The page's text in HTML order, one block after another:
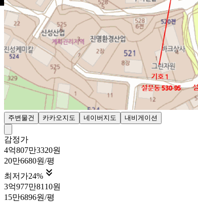
주변물건 카카오지도 네이버지도 내비게이션
감정가
4억807만3320원
20만6680원/평
최저가24% 
3억977만8110원
15만6896원/평